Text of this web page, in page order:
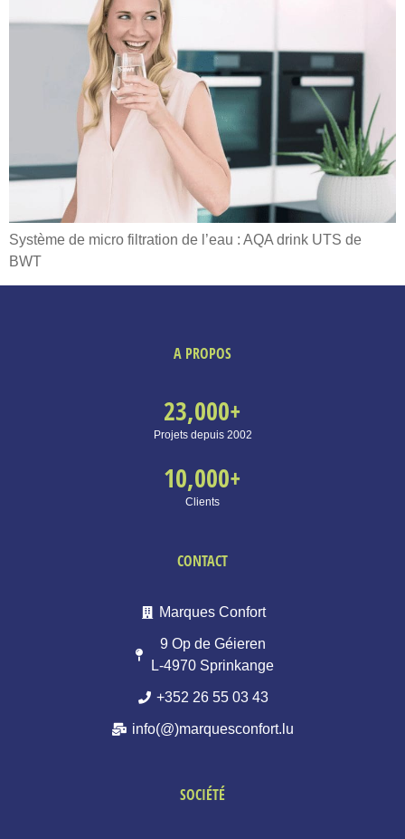
Système de micro filtration de l’eau : AQA drink UTS de
BWT
A PROPOS
Projets depuis 2002
23,000+
Clients
10,000+
CONTACT
Marques Confort
9 Op de Géieren
L-4970 Sprinkange
+352 26 55 03 43
info(@)marquesconfort.lu
SOCIÉTÉ